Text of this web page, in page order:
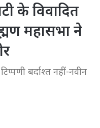
के विवादित
महासभा ने
बर्दाश्त नहीं-नवीन